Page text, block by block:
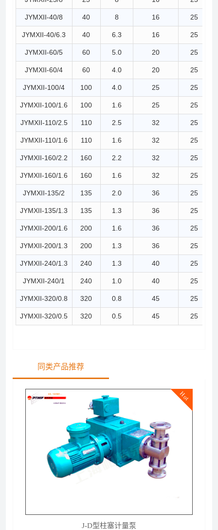
JYMXII-40/8 40 8 16 25
JYMXII-40/6.3 40 6.3 16 25
JYMXII-60/5 60 5.0 20 25
JYMXII-60/4 60 4.0 20 25
JYMXII-100/4 100 4.0 25 25
JYMXII-100/1.6 100 1.6 25 25
JYMXII-110/2.5 110 2.5 32 25
JYMXII-110/1.6 110 1.6 32 25
JYMXII-160/2.2 160 2.2 32 25
JYMXII-160/1.6 160 1.6 32 25
JYMXII-135/2 135 2.0 36 25
JYMXII-135/1.3 135 1.3 36 25
JYMXII-200/1.6 200 1.6 36 25
JYMXII-200/1.3 200 1.3 36 25
JYMXII-240/1.3 240 1.3 40 25
JYMXII-240/1 240 1.0 40 25
JYMXII-320/0.8 320 0.8 45 25
JYMXII-320/0.5 320 0.5 45 25
同类产品推荐
Hot
J-D型柱塞计量泵